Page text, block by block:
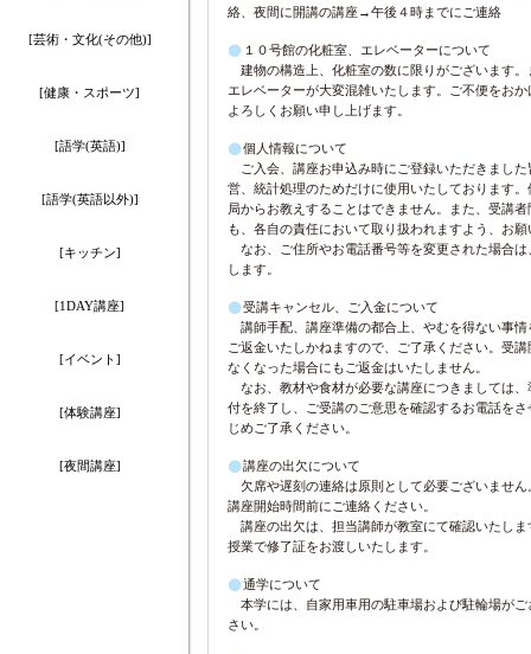
[芸術・文化(その他)]
[健康・スポーツ]
[語学(英語)]
[語学(英語以外)]
[キッチン]
[1DAY講座]
[イベント]
[体験講座]
[夜間講座]
絡、夜間に開講の講座→午後４時までにご連絡
１０号館の化粧室、エレベーターについて
建物の構造上、化粧室の数に限りがございます
エレベーターが大変混雑いたします。ご不便をお
よろしくお願い申し上げます。
個人情報について
ご入会、講座お申込み時にご登録いただきまし
営、統計処理のためだけに使用いたしております
局からお教えすることはできません。また、受講
も、各自の責任において取り扱われますよう、お
なお、ご住所やお電話番号等を変更された場合
します。
受講キャンセル、ご入金について
講師手配、講座準備の都合上、やむを得ない事
ご返金いたしかねますので、ご了承ください。受
なくなった場合にもご返金はいたしません。
なお、教材や食材が必要な講座につきましては
付を終了し、ご受講のご意思を確認するお電話を
じめご了承ください。
講座の出欠について
欠席や遅刻の連絡は原則として必要ございませ
講座開始時間前にご連絡ください。
講座の出欠は、担当講師が教室にて確認いたし
授業で修了証をお渡しいたします。
通学について
本学には、自家用車用の駐車場および駐輪場が
さい。